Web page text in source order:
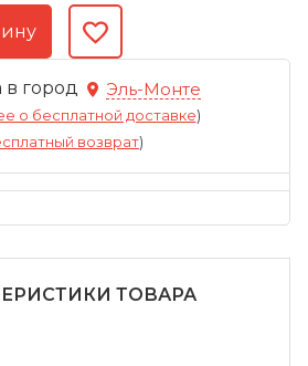
в город Эль-Монте
о бесплатной доставке)
возврат)
ТОВАРА